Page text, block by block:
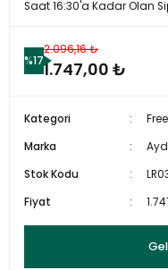
Saat 16:30'a Kadar Olan
%17
2.096,16 ₺
1.747,00 ₺
Kategori
Marka
Ayd
Stok Kodu
Fiyat